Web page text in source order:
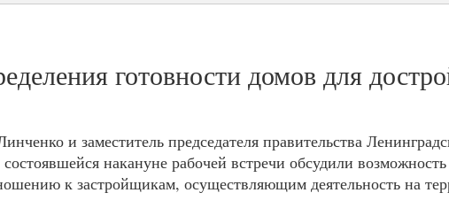
готовности домов для
и заместитель председателя правительства
накануне рабочей встречи обсудили
к застройщикам, осуществляющим деятельность на